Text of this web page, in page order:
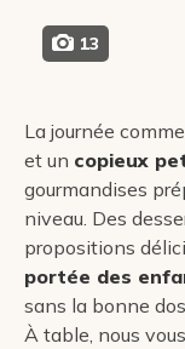
13
La journée
et un copieux
gourmandises
niveau. Des
propositions
portée des
sans la bonne
À table, nous